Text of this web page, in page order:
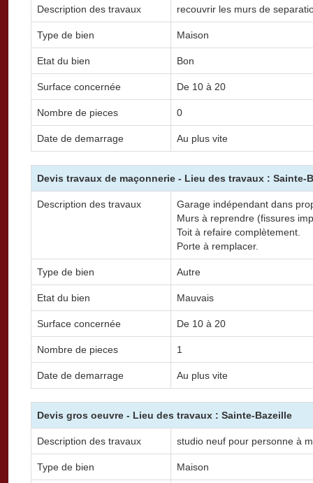
Description des travaux recouvrir les murs de
Type de bien Maison
Etat du bien Bon
Surface concernée De 10 à 20
Nombre de pieces 0
Date de demarrage Au plus vite
Devis travaux de maçonnerie - Lieu des travaux : Sainte-
Description des travaux
Garage indépendant dans
Murs à reprendre (fissures
Toit à refaire complètement.
Porte à remplacer.
Type de bien Autre
Etat du bien Mauvais
Surface concernée De 10 à 20
Nombre de pieces 1
Date de demarrage Au plus vite
Devis gros oeuvre - Lieu des travaux : Sainte-Bazeille
Description des travaux studio neuf pour personne à
Type de bien Maison